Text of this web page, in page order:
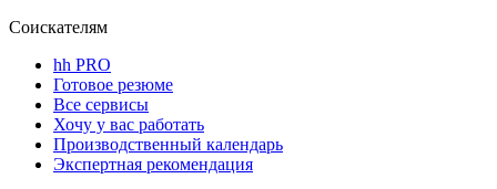
Соискателям
hh PRO
Готовое резюме
Все сервисы
Хочу у вас работать
Производственный календарь
Экспертная рекомендация